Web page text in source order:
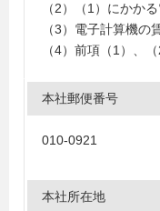
（2）（1）にかか
（3）電子計算機の
（4）前項（1）、
本社郵便番号
010-0921
本社所在地